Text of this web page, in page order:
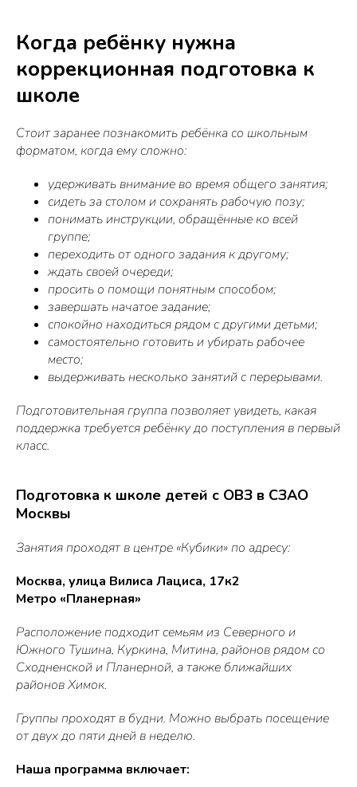
Когда ребёнку нужна
коррекционная подготовка к
школе
Стоит заранее познакомить ребёнка со школьным
форматом, когда ему сложно:
удерживать внимание во время общего занятия;
сидеть за столом и сохранять рабочую позу;
понимать инструкции, обращённые ко всей
группе;
переходить от одного задания к другому;
ждать своей очереди;
просить о помощи понятным способом;
завершать начатое задание;
спокойно находиться рядом с другими детьми;
самостоятельно готовить и убирать рабочее
место;
выдерживать несколько занятий с перерывами.
Подготовительная группа позволяет увидеть, какая
поддержка требуется ребёнку до поступления в первый
класс.
Подготовка к школе детей с ОВЗ в СЗАО
Москвы
Занятия проходят в центре «Кубики» по адресу:
Москва, улица Вилиса Лациса, 17к2
Метро «Планерная»
Расположение подходит семьям из Северного и
Южного Тушина, Куркина, Митина, районов рядом со
Сходненской и Планерной, а также ближайших
районов Химок.
Группы проходят в будни. Можно выбрать посещение
от двух до пяти дней в неделю.
Наша программа включает: